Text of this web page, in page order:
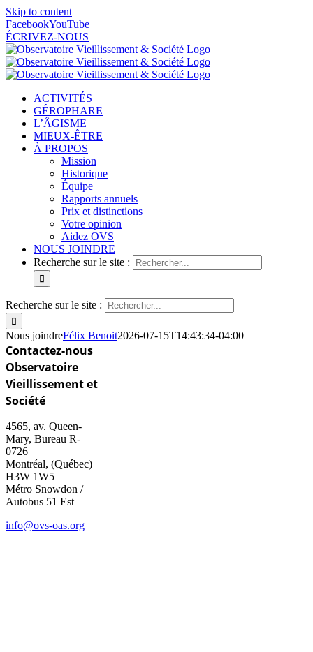
Skip to content
FacebookYouTube
ÉCRIVEZ-NOUS
ACTIVITÉS
GÉROPHARE
L’ÂGISME
MIEUX-ÊTRE
À PROPOS
Mission
Historique
Équipe
Rapports annuels
Prix et distinctions
Votre opinion
Aidez OVS
NOUS JOINDRE
Recherche sur le site :
Recherche sur le site :
Nous joindreFélix Benoit2026-07-15T14:43:34-04:00
Contactez-nous
Observatoire
Vieillissement et
Société
4565, av. Queen-
Mary, Bureau R-
0726
Montréal, (Québec)
H3W 1W5
Métro Snowdon /
Autobus 51 Est
info@ovs-oas.org